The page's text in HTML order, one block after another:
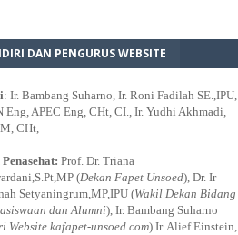
DAN PENGURUS WEBSITE
: Ir. Bambang Suharno, Ir. Roni Fadilah SE.,IPU,
Eng, APEC Eng, CHt, CI., Ir. Yudhi Akhmadi,
CHt,
Prof. Dr. Triana
(Dekan Fapet Unsoed), Dr. Ir
Setyaningrum,MP,IPU (Wakil Dekan Bidang
dan Alumni), Ir. Bambang Suharno
Website kafapet-unsoed.com) Ir. Alief Einstein,